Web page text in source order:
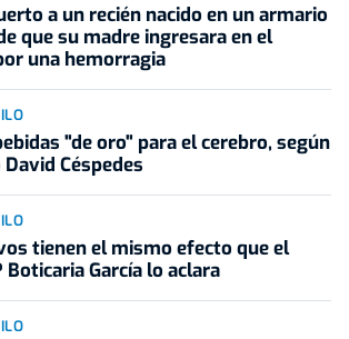
a un recién nacido en un armario
que su madre ingresara en el
una hemorragia
"de oro" para el cerebro, según
Céspedes
tienen el mismo efecto que el
Boticaria García lo aclara